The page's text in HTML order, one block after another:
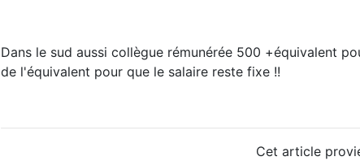
Dans le sud aussi collègue rémunérée 500 +équivalent
de l'équivalent pour que le salaire reste fixe !!
Cet article